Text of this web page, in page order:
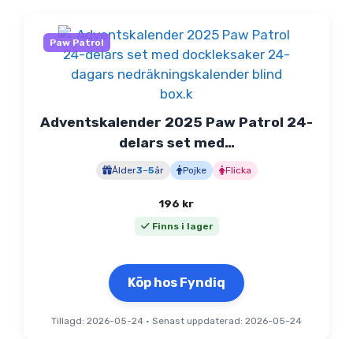
Paw Patrol
Adventskalender 2025 Paw Patrol 24-
delars set med…
Ålder3–5år Pojke Flicka
196 kr
Finns i lager
Köp hos Fyndiq
Tillagd: 2026-05-24 • Senast uppdaterad: 2026-05-24